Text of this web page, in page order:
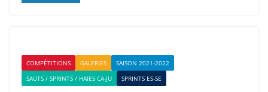
COMPÉTITIONS GALERIES
SAISON 2021-2022
SAUTS / SPRINTS / HAIES CA-JU
SPRINTS ES-SE